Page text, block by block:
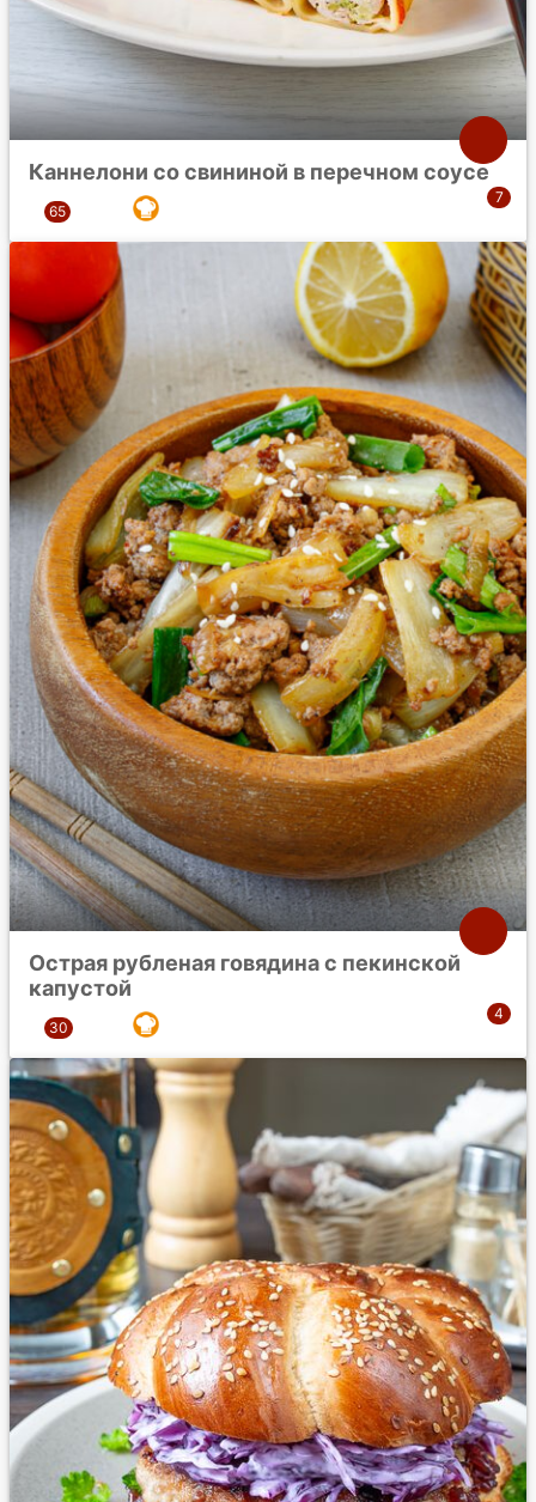
Каннелони со свининой в перечном соусе
Острая рубленая говядина с пекинской
капустой